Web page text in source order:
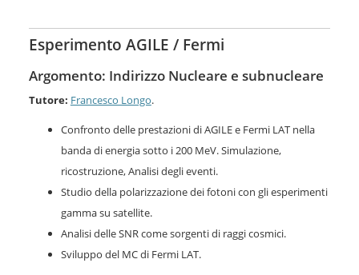
Esperimento AGILE / Fermi
Argomento: Indirizzo Nucleare e subnucleare
Tutore: Francesco Longo.
Confronto delle prestazioni di AGILE e Fermi LAT nella
banda di energia sotto i 200 MeV. Simulazione,
ricostruzione, Analisi degli eventi.
Studio della polarizzazione dei fotoni con gli esperimenti
gamma su satellite.
Analisi delle SNR come sorgenti di raggi cosmici.
Sviluppo del MC di Fermi LAT.